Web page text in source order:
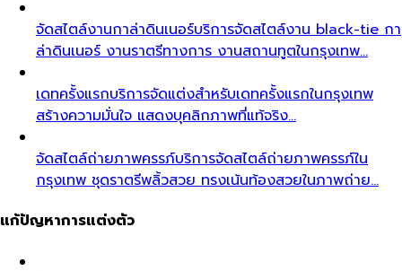
จัดสไตล์งานกาล่าดินเนอร์บริการจัดสไตล์งาน black-tie กา
ล่าดินเนอร์ งานราตรีทางการ งานสถานทูตในกรุงเทพ…
เดทครั้งแรกบริการจัดแต่งสำหรับเดทครั้งแรกในกรุงเทพ
สร้างความมั่นใจ แสดงบุคลิกภาพที่แท้จริง…
จัดสไตล์ถ่ายภาพครรภ์บริการจัดสไตล์ถ่ายภาพครรภ์ใน
กรุงเทพ ชุดราตรีพลิ้วสวย ทรงเน้นท้องสวยในภาพถ่าย…
แก้ปัญหาการแต่งตัว